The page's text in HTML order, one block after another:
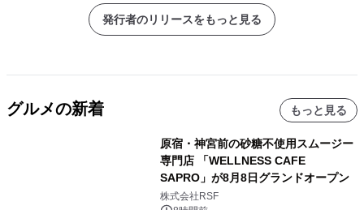
発行者のリリースをもっと見る
グルメの新着 もっと見る
原宿・神宮前の砂糖不使用スムージー
専門店 「WELLNESS CAFE
SAPRO」が8月8日グランドオープン
株式会社RSF